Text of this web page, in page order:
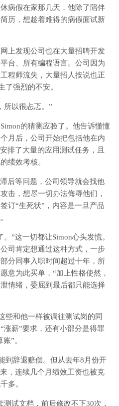
病假在家那几天，他除了陪伴
历，想趁着难得的病假面试新
上发现公司也在大量招聘开发
台、所有编程语言。公司因为
程师流失，大量招人按说也正
了强烈的不安。
所以很忐忑。”
的猜测应验了。他告诉懂懂
月后，公司开始把包括他在内
排了大量的应用测试任务，且
绩效考核。
后等问题，公司领导就会找他
击，想尽一切办法侮辱他们，
订“生死状”，内容是一旦产品
”这一切都让Simon心头发慌。
司肯定想通过这种方式，一步
分同事入职时间超过十年，所
意为此买单，“加上性格使然，
情绪，委屈到最后都只能选择
些和他一样被调往测试岗的同
涨薪”要求，还有小部分是得罪
”。
到辞退赔偿。但从去年8月份开
，连续几个月绩效工资也被克
多。
试文档，前后修改不下30次，